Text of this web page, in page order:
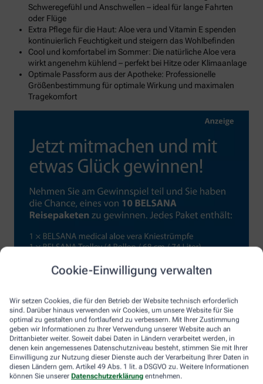
Cookie-Einwilligung verwalten
Wir setzen Cookies, die für den Betrieb der Website technisch erforderlich
sind. Darüber hinaus verwenden wir Cookies, um unsere Website für Sie
optimal zu gestalten und fortlaufend zu verbessern. Mit Ihrer Zustimmung
geben wir Informationen zu Ihrer Verwendung unserer Website auch an
Drittanbieter weiter. Soweit dabei Daten in Ländern verarbeitet werden, in
denen kein angemessenes Datenschutzniveau besteht, stimmen Sie mit Ihrer
Einwilligung zur Nutzung dieser Dienste auch der Verarbeitung Ihrer Daten in
diesen Ländern gem. Artikel 49 Abs. 1 lit. a DSGVO zu. Weitere Informationen
können Sie unserer Datenschutzerklärung entnehmen.
Schweregefühl und Anschwellen – ideal für lange Fahrten
oder Flüge
Extra Pflege für die Haut: Aloe vera und Vitamin E spenden
kontinuierlich Feuchtigkeit und steigern das Wohlbefinden
Cool und komfortabel im Sommer: Die natürliche Aloe vera
wirkt angenehm kühlend – perfekt bei Hitze oder Klimaanlage
Optimale Passform aus der Apotheke: Professionelle
Größenbestimmung für optimale Wirkung und maximalen
Tragekomfort